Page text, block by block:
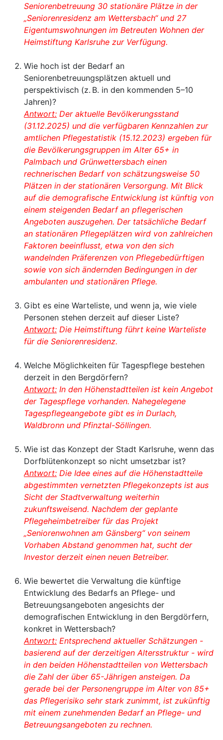
Seniorenbetreuung 30 stationäre Plätze in der
„Seniorenresidenz am Wettersbach“ und 27
Eigentumswohnungen im Betreuten Wohnen der
Heimstiftung Karlsruhe zur Verfügung.
Wie hoch ist der Bedarf an
Seniorenbetreuungsplätzen aktuell und
perspektivisch (z. B. in den kommenden 5–10
Jahren)?
Antwort: Der aktuelle Bevölkerungsstand
(31.12.2025) und die verfügbaren Kennzahlen zur
amtlichen Pflegestatistik (15.12.2023) ergeben für
die Bevölkerungsgruppen im Alter 65+ in
Palmbach und Grünwettersbach einen
rechnerischen Bedarf von schätzungsweise 50
Plätzen in der stationären Versorgung. Mit Blick
auf die demografische Entwicklung ist künftig von
einem steigenden Bedarf an pflegerischen
Angeboten auszugehen. Der tatsächliche Bedarf
an stationären Pflegeplätzen wird von zahlreichen
Faktoren beeinflusst, etwa von den sich
wandelnden Präferenzen von Pflegebedürftigen
sowie von sich ändernden Bedingungen in der
ambulanten und stationären Pflege.
Gibt es eine Warteliste, und wenn ja, wie viele
Personen stehen derzeit auf dieser Liste?
Antwort: Die Heimstiftung führt keine Warteliste
für die Seniorenresidenz.
Welche Möglichkeiten für Tagespflege bestehen
derzeit in den Bergdörfern?
Antwort: In den Höhenstadtteilen ist kein Angebot
der Tagespflege vorhanden. Nahegelegene
Tagespflegeangebote gibt es in Durlach,
Waldbronn und Pfinztal-Söllingen.
Wie ist das Konzept der Stadt Karlsruhe, wenn das
Dorfblütenkonzept so nicht umsetzbar ist?
Antwort: Die Idee eines auf die Höhenstadtteile
abgestimmten vernetzten Pflegekonzepts ist aus
Sicht der Stadtverwaltung weiterhin
zukunftsweisend. Nachdem der geplante
Pflegeheimbetreiber für das Projekt
„Seniorenwohnen am Gänsberg“ von seinem
Vorhaben Abstand genommen hat, sucht der
Investor derzeit einen neuen Betreiber.
Wie bewertet die Verwaltung die künftige
Entwicklung des Bedarfs an Pflege- und
Betreuungsangeboten angesichts der
demografischen Entwicklung in den Bergdörfern,
konkret in Wettersbach?
Antwort: Entsprechend aktueller Schätzungen -
basierend auf der derzeitigen Altersstruktur - wird
in den beiden Höhenstadtteilen von Wettersbach
die Zahl der über 65-Jährigen ansteigen. Da
gerade bei der Personengruppe im Alter von 85+
das Pflegerisiko sehr stark zunimmt, ist zukünftig
mit einem zunehmenden Bedarf an Pflege- und
Betreuungsangeboten zu rechnen.